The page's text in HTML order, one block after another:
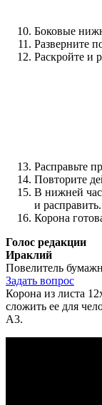
Боковые
Разверните
Раскройте и
Расправьте
Повторите
В нижней
и
Корона
Голос редакции
Ираклий
Повелитель
Задать вопрос
Корона из листа
сложить ее для
А3.